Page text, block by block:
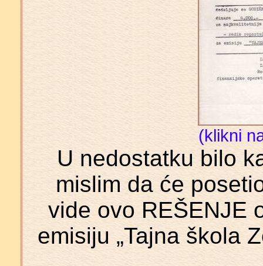
(klikni
U nedostatku bilo
mislim da će
vide ovo REŠENJE
emisiju „Tajna škola